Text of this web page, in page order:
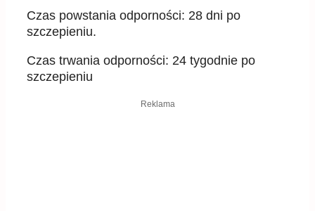
Czas powstania odporności: 28 dni po
szczepieniu.
Czas trwania odporności: 24 tygodnie po
szczepieniu
Reklama